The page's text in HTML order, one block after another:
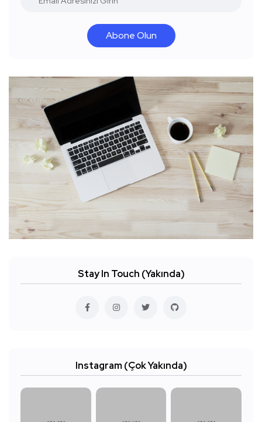
Abone Olun
Stay In Touch (Yakında)
Instagram (Çok Yakında)